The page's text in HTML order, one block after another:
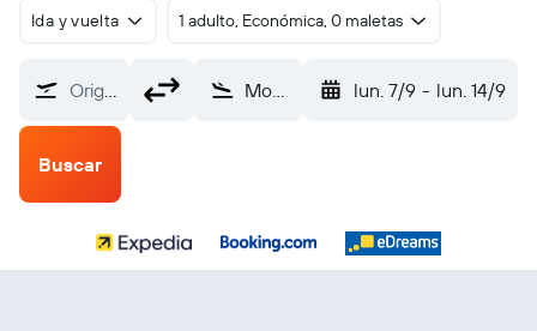
Ida y vuelta 1 adulto, Económica, 0 maletas
Origen Mont Joli (YYY) lun. 7/9 - lun. 14/9
Buscar